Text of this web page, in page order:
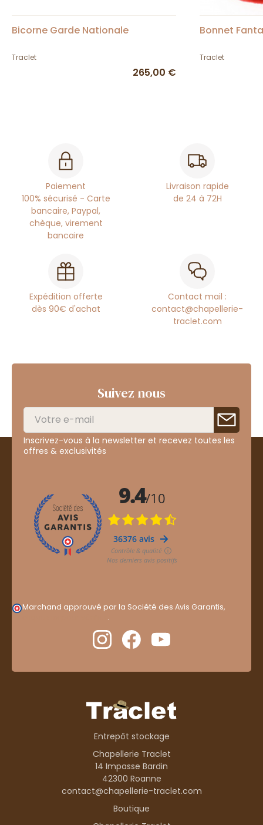
Bicorne Garde Nationale
Traclet
265,00 €
Bonnet
Traclet
Paiement
100% sécurisé - Carte
bancaire, Paypal,
chèque, virement
bancaire
Livraison rapide
de 24 à 72H
Expédition offerte
dès 90€ d'achat
Contact mail :
contact@chapellerie-
traclet.com
Suivez nous
Inscrivez-vous à la newsletter et recevez toutes les
offres & exclusivités
Marchand approuvé par la Société des Avis Garantis,
.
Entrepôt stockage
Chapellerie Traclet
14 Impasse Bardin
42300 Roanne
contact@chapellerie-traclet.com
Boutique